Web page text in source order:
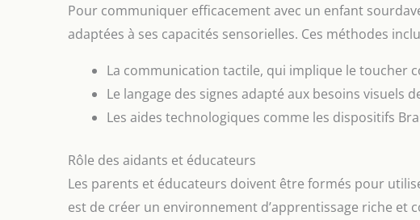
Pour communiquer efficacement avec un enfant
adaptées à ses capacités sensorielles. Ces méthodes
La communication tactile, qui implique le toucher
Le langage des signes adapté aux besoins visuels
Les aides technologiques comme les dispositifs
Rôle des aidants et éducateurs
Les parents et éducateurs doivent être formés pour
est de créer un environnement d’apprentissage riche et